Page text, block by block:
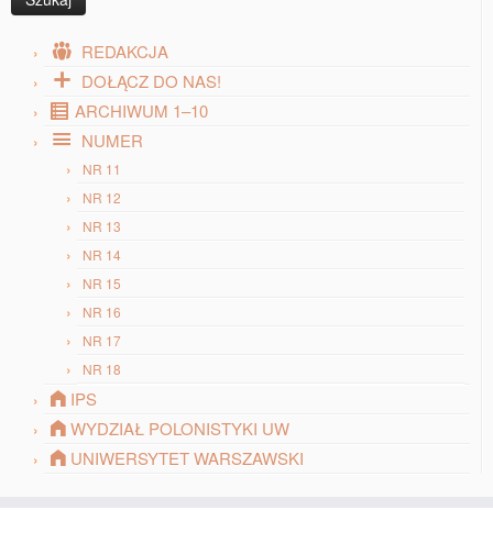
REDAKCJA
DOŁĄCZ DO NAS!
ARCHIWUM 1–10
NUMER
NR 11
NR 12
NR 13
NR 14
NR 15
NR 16
NR 17
NR 18
IPS
WYDZIAŁ POLONISTYKI UW
UNIWERSYTET WARSZAWSKI